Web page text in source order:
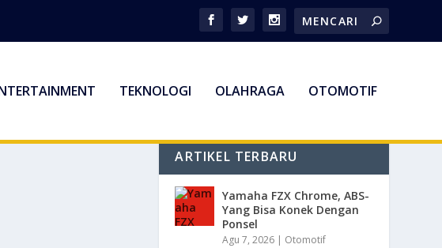
TEKNOLOGI OLAHRAGA OTOMOTIF
ARTIKEL TERBARU
Yamaha FZX Chrome, ABS-
Yang Bisa Konek Dengan
Ponsel
Agu 7, 2026 | Otomotif